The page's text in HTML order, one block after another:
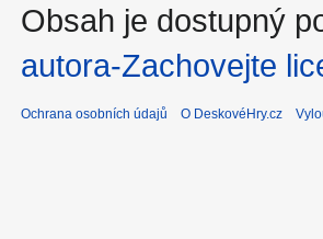
Obsah je dostupný
autora-Zachovejte
Ochrana osobních údajů O DeskovéHry.cz